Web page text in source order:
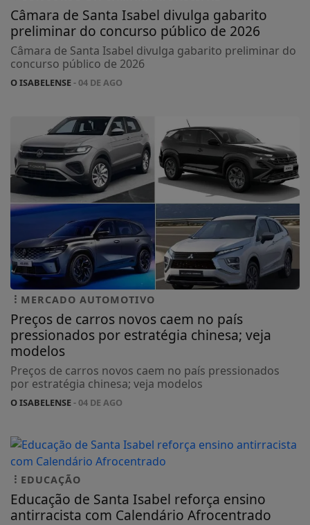
Câmara de Santa Isabel divulga gabarito
preliminar do concurso público de 2026
Câmara de Santa Isabel divulga gabarito preliminar do
concurso público de 2026
O ISABELENSE- 04 DE AGO
MERCADO AUTOMOTIVO
Preços de carros novos caem no país
pressionados por estratégia chinesa; veja
modelos
Preços de carros novos caem no país pressionados
por estratégia chinesa; veja modelos
O ISABELENSE- 04 DE AGO
EDUCAÇÃO
Educação de Santa Isabel reforça ensino
antirracista com Calendário Afrocentrado